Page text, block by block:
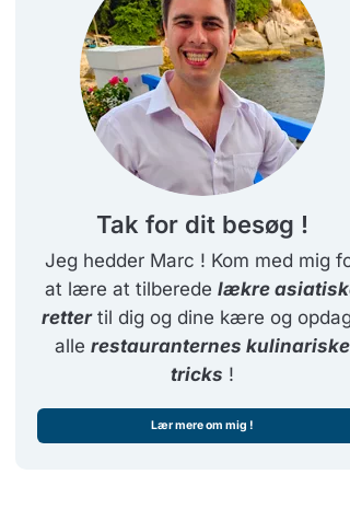
Tak for dit besøg !
Jeg hedder Marc ! Kom med mig
at lære at tilberede lækre
rettertil dig og dine kære og
alle restauranternes kulinariske
tricks !
Lær mere om mig !